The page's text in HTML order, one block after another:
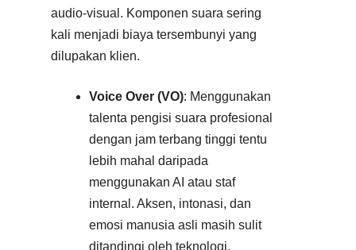
audio-visual. Komponen suara sering
kali menjadi biaya tersembunyi yang
dilupakan klien.
Voice Over (VO): Menggunakan
talenta pengisi suara profesional
dengan jam terbang tinggi tentu
lebih mahal daripada
menggunakan AI atau staf
internal. Aksen, intonasi, dan
emosi manusia asli masih sulit
ditandingi oleh teknologi.